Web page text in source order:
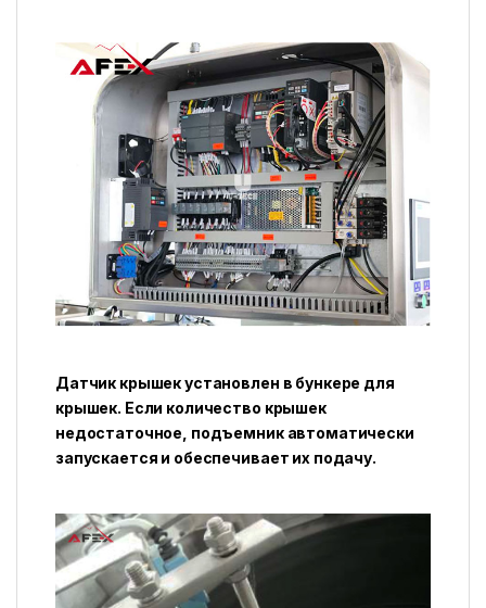
Датчик крышек установлен в бункере для
крышек. Если количество крышек
недостаточное, подъемник автоматически
запускается и обеспечивает их подачу.